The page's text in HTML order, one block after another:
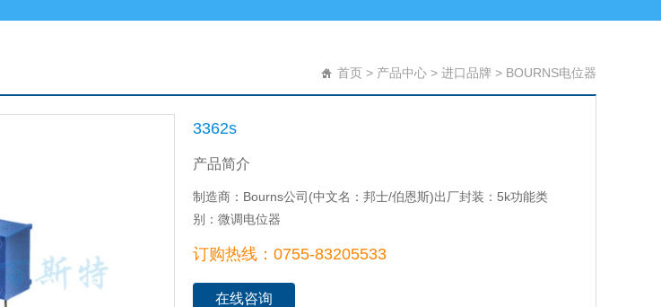
首页 > 产品中心 > 进口品牌 > BOURNS电位器
3362s
产品简介
制造商：Bourns公司(中文名：邦士/伯恩斯)出厂封装：5k功能类
别：微调电位器
订购热线：0755-83205533
在线咨询